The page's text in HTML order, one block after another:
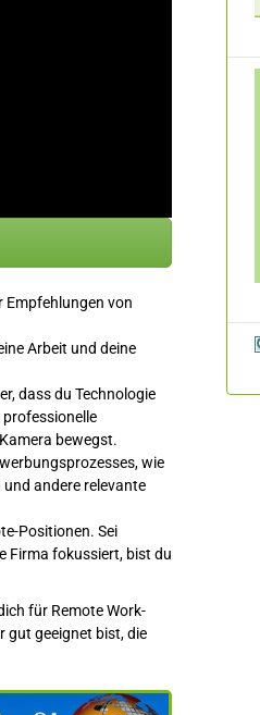
Empfehlungen von
Arbeit und deine
dass du Technologie
bewegst.
wie
andere relevante
Positionen. Sei
Firma fokussiert, bist du
für Remote Work-
gut geeignet bist, die